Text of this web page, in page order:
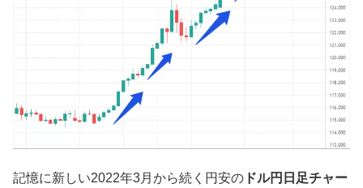
記憶に新しい2022年3月から続く円安の ドル円日足チャー